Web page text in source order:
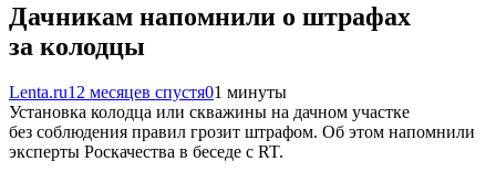
Дачникам напомнили о штрафах
за колодцы
Lenta.ru12 месяцев спустя01 минуты
Установка колодца или скважины на дачном участке
без соблюдения правил грозит штрафом. Об этом напомнили
эксперты Роскачества в беседе с RT.